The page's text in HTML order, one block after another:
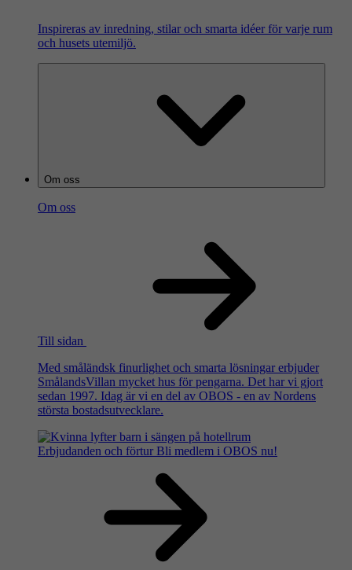
Inspireras av inredning, stilar och smarta idéer för varje rum
och husets utemiljö.
Om oss
Om oss
Till sidan
Med småländsk finurlighet och smarta lösningar erbjuder
SmålandsVillan mycket hus för pengarna. Det har vi gjort
sedan 1997. Idag är vi en del av OBOS - en av Nordens
största bostadsutvecklare.
Erbjudanden och förtur Bli medlem i OBOS nu!